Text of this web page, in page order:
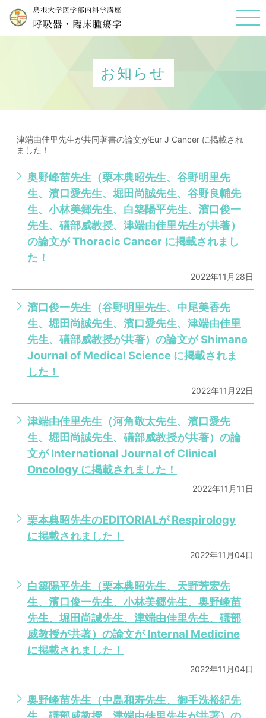
お知らせ
津端由佳里先生が共同著書の論文がEur J Cancer に掲載され
ました！
奥野峰苗先生（栗本典昭先生、谷野明里先
生、濱口愛先生、堀田尚誠先生、谷野良輔先
生、小林美郷先生、白築陽平先生、濱口俊一
先生、礒部威教授、津端由佳里先生が共著）
の論文が Thoracic Cancer に掲載されまし
た！
2022年11月28日
濱口俊一先生（谷野明里先生、中尾美香先
生、堀田尚誠先生、濱口愛先生、津端由佳里
先生、礒部威教授が共著）の論文が Shimane
Journal of Medical Science に掲載されま
した！
2022年11月22日
津端由佳里先生（河角敬太先生、濱口愛先
生、堀田尚誠先生、礒部威教授が共著）の論
文が International Journal of Clinical
Oncology に掲載されました！
2022年11月11日
栗本典昭先生のEDITORIALが Respirology
に掲載されました！
2022年11月04日
白築陽平先生（栗本典昭先生、天野芳宏先
生、濱口俊一先生、小林美郷先生、奥野峰苗
先生、堀田尚誠先生、津端由佳里先生、礒部
威教授が共著）の論文が Internal Medicine
に掲載されました！
2022年11月04日
奥野峰苗先生（中島和寿先生、御手洗裕紀先